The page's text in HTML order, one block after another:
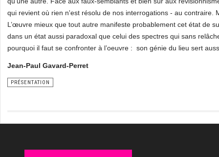
qui revient où rien n'est résolu de nos interrogations - au
L’œuvre mieux que tout autre manifeste probablement cet état de
dans un état aussi paradoxal que celui des spectres qui sans
pourquoi il faut se confronter à l’oeuvre : son génie du lieu sert
Jean-Paul Gavard-Perret
PRÉSENTATION